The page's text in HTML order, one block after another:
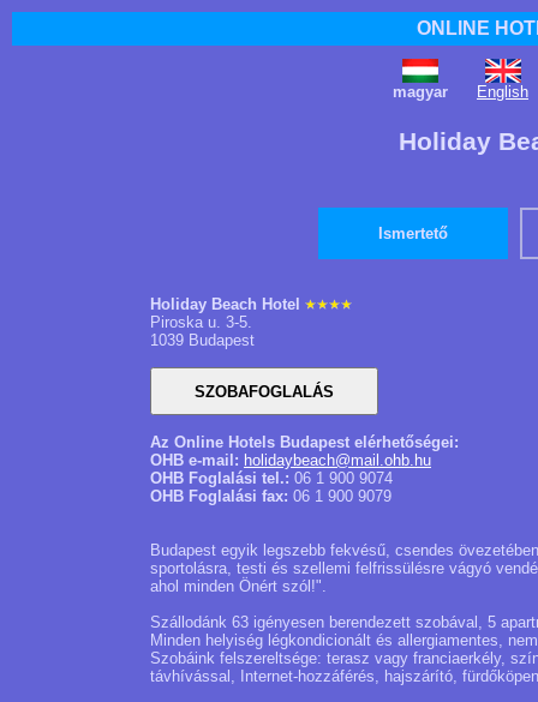
ONLINE
magyar English
Holiday
Ismertető
Holiday Beach Hotel
Piroska u. 3-5.
1039 Budapest
Az Online Hotels Budapest elérhetőségei:
OHB e-mail: holidaybeach@mail.ohb.hu
OHB Foglalási tel.: 06 1 900 9074
OHB Foglalási fax: 06 1 900 9079
Budapest egyik legszebb fekvésű, csendes
sportolásra, testi és szellemi felfrissülésre vágyó
ahol minden Önért szól!".
Szállodánk 63 igényesen berendezett szobával, 5
Minden helyiség légkondicionált és allergiamentes,
Szobáink felszereltsége: terasz vagy franciaerkély,
távhívással, Internet-hozzáférés, hajszárító,